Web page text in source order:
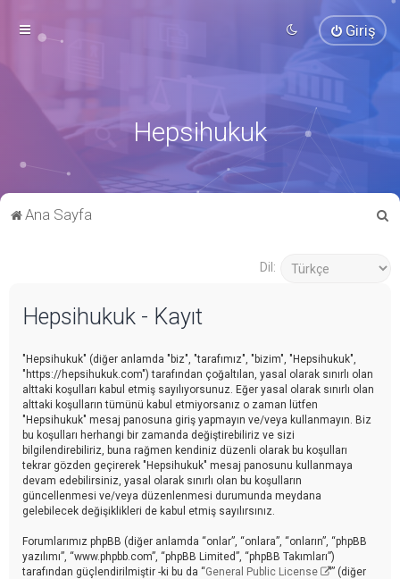
Giriş
Hepsihukuk
Ana Sayfa
Dil:
Hepsihukuk - Kayıt
"Hepsihukuk" (diğer anlamda "biz", "tarafımız", "bizim", "Hepsihukuk",
"https://hepsihukuk.com") tarafından çoğaltılan, yasal olarak sınırlı olan
alttaki koşulları kabul etmiş sayılıyorsunuz. Eğer yasal olarak sınırlı olan
alttaki koşulların tümünü kabul etmiyorsanız o zaman lütfen
"Hepsihukuk" mesaj panosuna giriş yapmayın ve/veya kullanmayın. Biz
bu koşulları herhangi bir zamanda değiştirebiliriz ve sizi
bilgilendirebiliriz, buna rağmen kendiniz düzenli olarak bu koşulları
tekrar gözden geçirerek "Hepsihukuk" mesaj panosunu kullanmaya
devam edebilirsiniz, yasal olarak sınırlı olan bu koşulların
güncellenmesi ve/veya düzenlenmesi durumunda meydana
gelebilecek değişiklikleri de kabul etmiş sayılırsınız.
Forumlarımız phpBB (diğer anlamda “onlar”, “onlara”, “onların”, “phpBB
yazılımı”, “www.phpbb.com”, “phpBB Limited”, “phpBB Takımları”)
tarafından güçlendirilmiştir -ki bu da “General Public License
” (diğer